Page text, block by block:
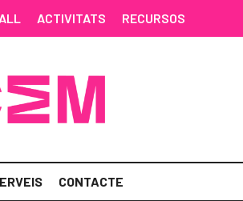
ACTIVITATS RECURSOS
CONTACTE